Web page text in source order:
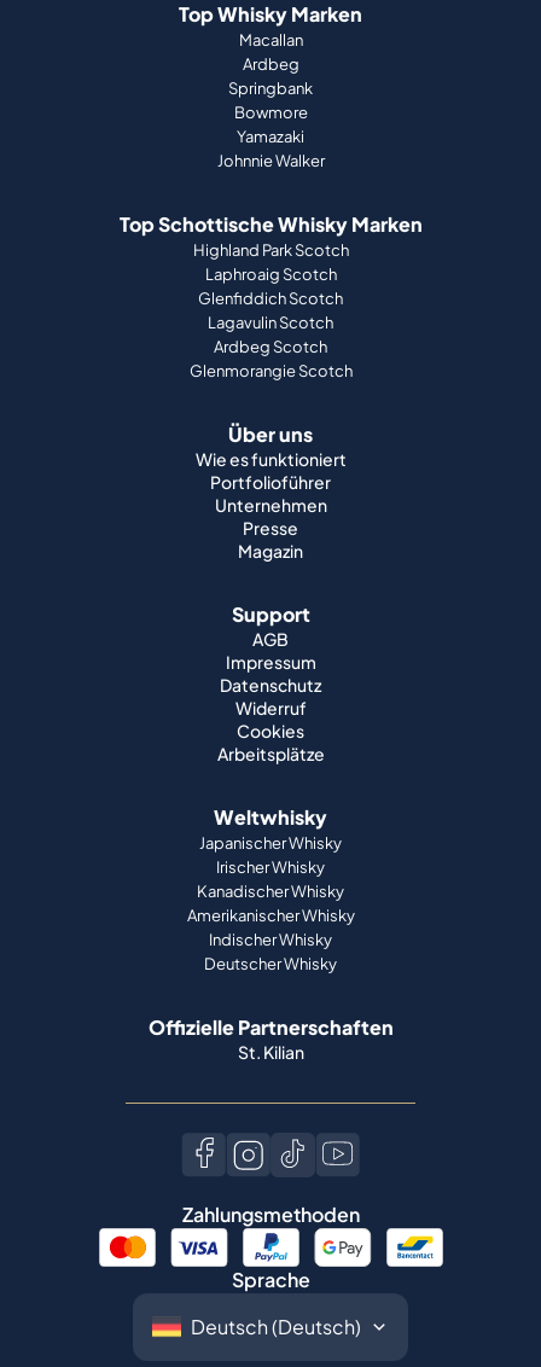
Top Whisky Marken
Macallan
Ardbeg
Springbank
Bowmore
Yamazaki
Johnnie Walker
Top Schottische Whisky Marken
Highland Park Scotch
Laphroaig Scotch
Glenfiddich Scotch
Lagavulin Scotch
Ardbeg Scotch
Glenmorangie Scotch
Über uns
Wie es funktioniert
Portfolioführer
Unternehmen
Presse
Magazin
Support
AGB
Impressum
Datenschutz
Widerruf
Cookies
Arbeitsplätze
Weltwhisky
Japanischer Whisky
Irischer Whisky
Kanadischer Whisky
Amerikanischer Whisky
Indischer Whisky
Deutscher Whisky
Offizielle Partnerschaften
St. Kilian
Zahlungsmethoden
Sprache